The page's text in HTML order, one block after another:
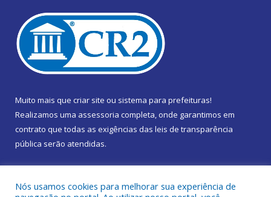
Muito mais que criar site ou sistema para prefeituras!
Realizamos uma assessoria completa, onde garantimos em
contrato que todas as exigências das leis de transparência
pública serão atendidas.
Nós usamos cookies para melhorar sua experiência de